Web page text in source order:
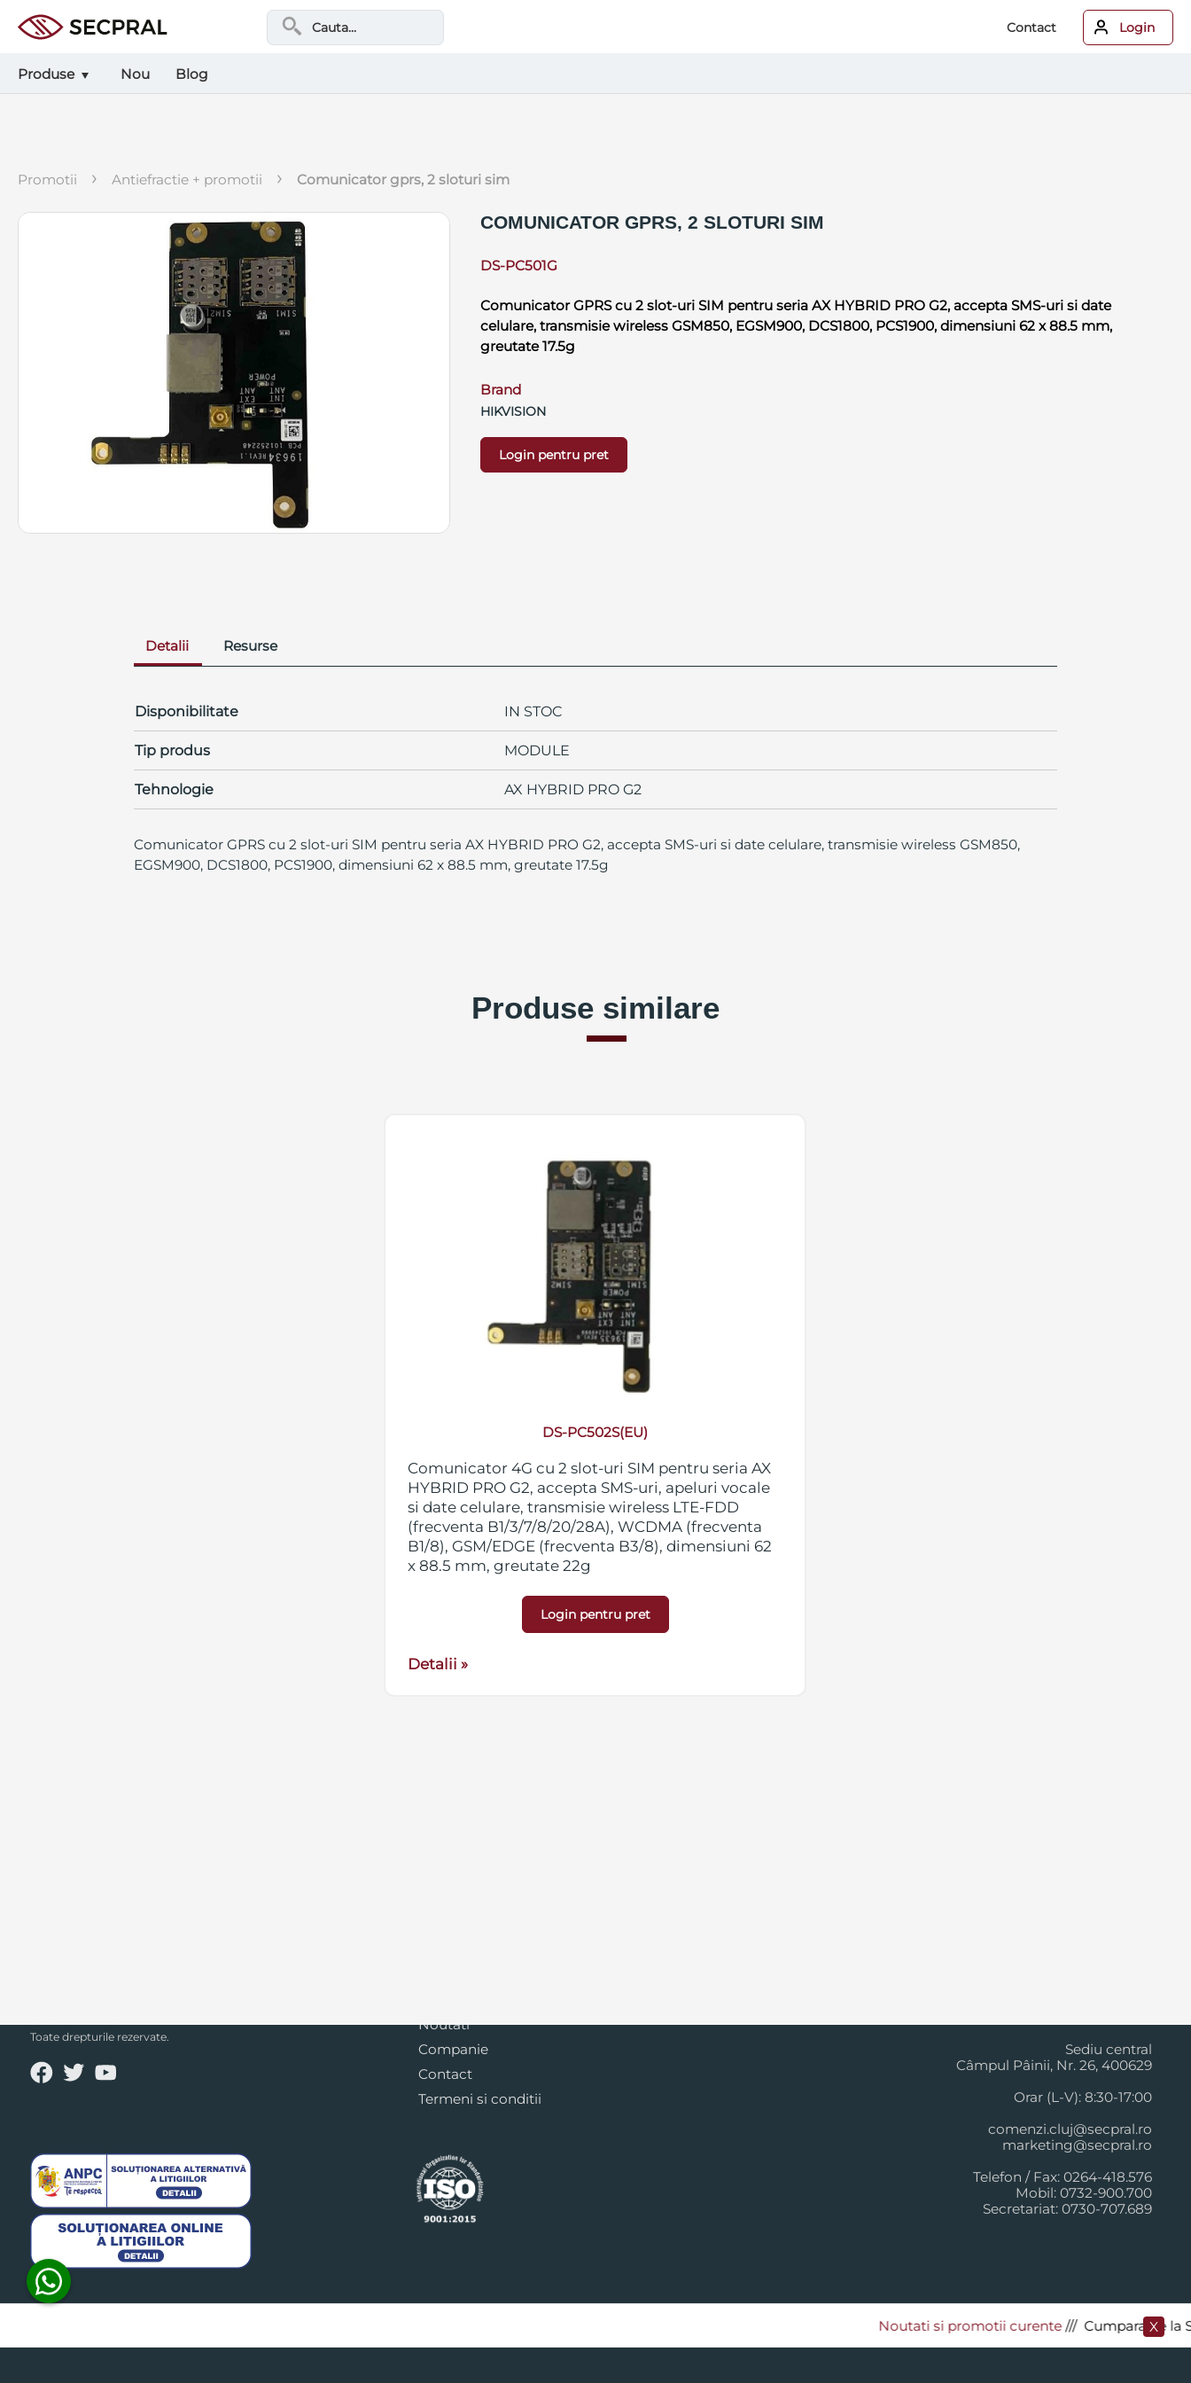
Noutati si promotii curente​/// Cumpara de la
X
Contact Login
Produse Nou Blog
promotii › antiefractie + promotii › comunicator gprs, 2 sloturi sim
COMUNICATOR GPRS, 2 SLOTURI SIM
DS-PC501G
Comunicator GPRS cu 2 slot-uri SIM pentru seria AX HYBRID PRO G2, accepta SMS-uri si date
celulare, transmisie wireless GSM850, EGSM900, DCS1800, PCS1900, dimensiuni 62 x 88.5 mm,
greutate 17.5g
Brand
HIKVISION
Login pentru pret
Detalii Resurse
Disponibilitate IN STOC
Tip produs MODULE
Tehnologie AX HYBRID PRO G2
Comunicator GPRS cu 2 slot-uri SIM pentru seria AX HYBRID PRO G2, accepta SMS-uri si date celulare, transmisie wireless GSM850,
EGSM900, DCS1800, PCS1900, dimensiuni 62 x 88.5 mm, greutate 17.5g
Produse similare
DS-PC502S(EU)
Comunicator 4G cu 2 slot-uri SIM pentru seria AX
HYBRID PRO G2, accepta SMS-uri, apeluri vocale
si date celulare, transmisie wireless LTE-FDD
(frecventa B1/3/7/8/20/28A), WCDMA (frecventa
B1/8), GSM/EDGE (frecventa B3/8), dimensiuni 62
x 88.5 mm, greutate 22g
Login pentru pret
Detalii »
Toate drepturile rezervate.
Noutati
Companie
Contact
Termeni si conditii
Sediu central
Câmpul Pâinii, Nr. 26, 400629
Orar (L-V): 8:30-17:00
comenzi.cluj@secpral.ro
marketing@secpral.ro
Telefon / Fax: 0264-418.576
Mobil: 0732-900.700
Secretariat: 0730-707.689